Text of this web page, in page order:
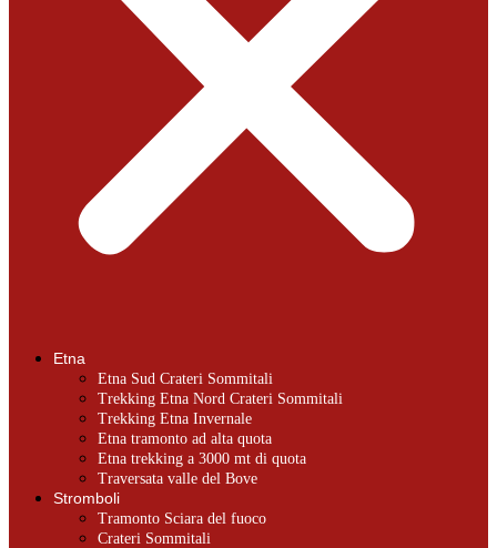
Etna
Etna Sud Crateri Sommitali
Trekking Etna Nord Crateri Sommitali
Trekking Etna Invernale
Etna tramonto ad alta quota
Etna trekking a 3000 mt di quota
Traversata valle del Bove
Stromboli
Tramonto Sciara del fuoco
Crateri Sommitali